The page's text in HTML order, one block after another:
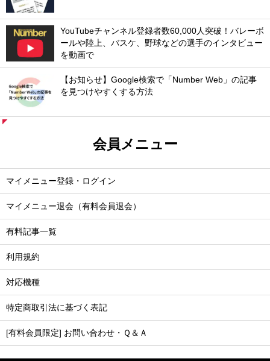
YouTubeチャンネル登録者数60,000人突破！バレーボ
ールや陸上、バスケ、野球などの選手のインタビュー
を動画で
【お知らせ】Google検索で「Number Web」の記事
を見つけやすくする方法
会員メニュー
マイメニュー登録・ログイン
マイメニュー退会（有料会員退会）
有料記事一覧
利用規約
対応機種
特定商取引法に基づく表記
[有料会員限定] お問い合わせ・Ｑ＆Ａ